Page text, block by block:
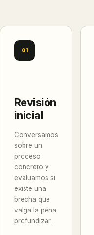
01
Revisión
inicial
Conversamos
sobre un
proceso
concreto y
evaluamos si
existe una
brecha que
valga la pena
profundizar.